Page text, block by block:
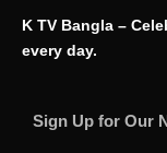
K TV Bangla –
every day.
Sign Up for Our